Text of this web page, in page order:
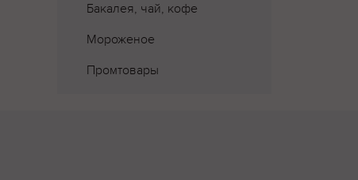
Бакалея, чай, кофе
Мороженое
Промтовары